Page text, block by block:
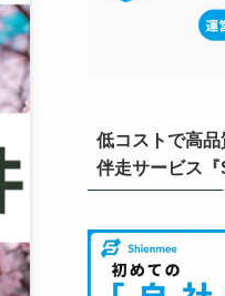
低コストで高
伴走サービス『